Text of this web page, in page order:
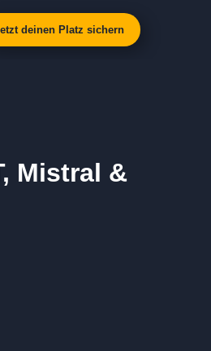
deinen Platz sichern
Mistral &